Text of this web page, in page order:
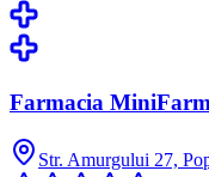
Farmacia MiniFarm
Str. Amurgului 27,